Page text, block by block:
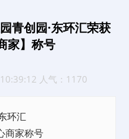
青创园·东环汇荣获
家】称号
人气：1170
环汇
商家称号